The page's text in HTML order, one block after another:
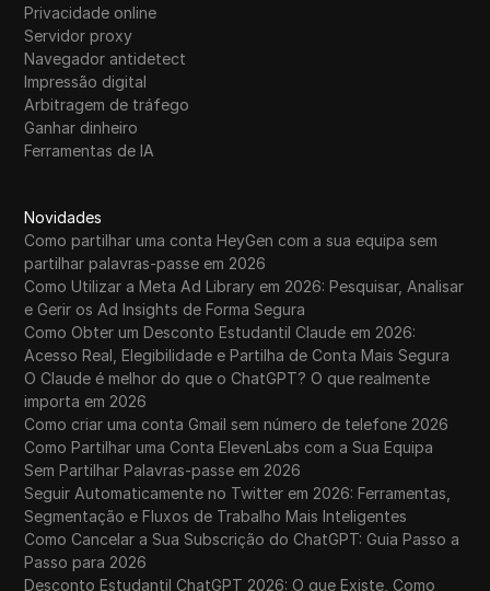
Privacidade online
Servidor proxy
Navegador antidetect
Impressão digital
Arbitragem de tráfego
Ganhar dinheiro
Ferramentas de IA
Novidades
Como partilhar uma conta HeyGen com a sua equipa sem
partilhar palavras-passe em 2026
Como Utilizar a Meta Ad Library em 2026: Pesquisar, Analisar
e Gerir os Ad Insights de Forma Segura
Como Obter um Desconto Estudantil Claude em 2026:
Acesso Real, Elegibilidade e Partilha de Conta Mais Segura
O Claude é melhor do que o ChatGPT? O que realmente
importa em 2026
Como criar uma conta Gmail sem número de telefone 2026
Como Partilhar uma Conta ElevenLabs com a Sua Equipa
Sem Partilhar Palavras-passe em 2026
Seguir Automaticamente no Twitter em 2026: Ferramentas,
Segmentação e Fluxos de Trabalho Mais Inteligentes
Como Cancelar a Sua Subscrição do ChatGPT: Guia Passo a
Passo para 2026
Desconto Estudantil ChatGPT 2026: O que Existe, Como